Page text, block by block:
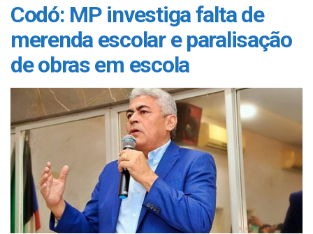
Codó: MP investiga falta de
merenda escolar e paralisação
de obras em escola